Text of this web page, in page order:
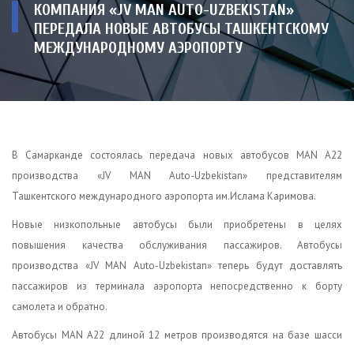
КОМПАНИЯ «JV MAN AUTO-UZBEKISTAN»
ПЕРЕДАЛА НОВЫЕ АВТОБУСЫ ТАШКЕНТСКОМУ
МЕЖДУНАРОДНОМУ АЭРОПОРТУ
В Самарканде состоялась передача новых автобусов MAN A22
производства «JV MAN Auto-Uzbekistan» представителям
Ташкентского международного аэропорта им.Ислама Каримова.
Новые низкопольные автобусы были приобретены в целях
повышения качества обслуживания пассажиров. Автобусы
производства «JV MAN Auto-Uzbekistan» теперь будут доставлять
пассажиров из терминала аэропорта непосредственно к борту
самолета и обратно.
Автобусы MAN A22 длиной 12 метров производятся на базе шасси